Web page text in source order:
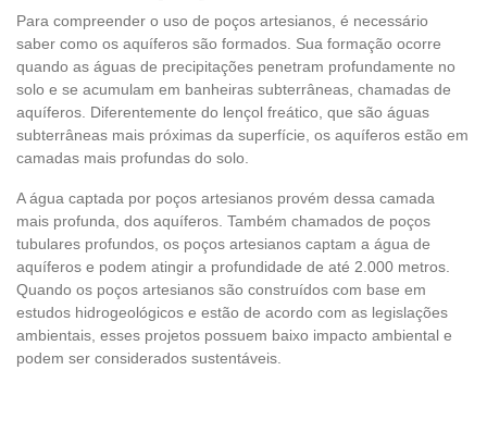
Para compreender o uso de poços artesianos, é necessário
saber como os aquíferos são formados. Sua formação ocorre
quando as águas de precipitações penetram profundamente no
solo e se acumulam em banheiras subterrâneas, chamadas de
aquíferos. Diferentemente do lençol freático, que são águas
subterrâneas mais próximas da superfície, os aquíferos estão em
camadas mais profundas do solo.
A água captada por poços artesianos provém dessa camada
mais profunda, dos aquíferos. Também chamados de poços
tubulares profundos, os poços artesianos captam a água de
aquíferos e podem atingir a profundidade de até 2.000 metros.
Quando os poços artesianos são construídos com base em
estudos hidrogeológicos e estão de acordo com as legislações
ambientais, esses projetos possuem baixo impacto ambiental e
podem ser considerados sustentáveis.